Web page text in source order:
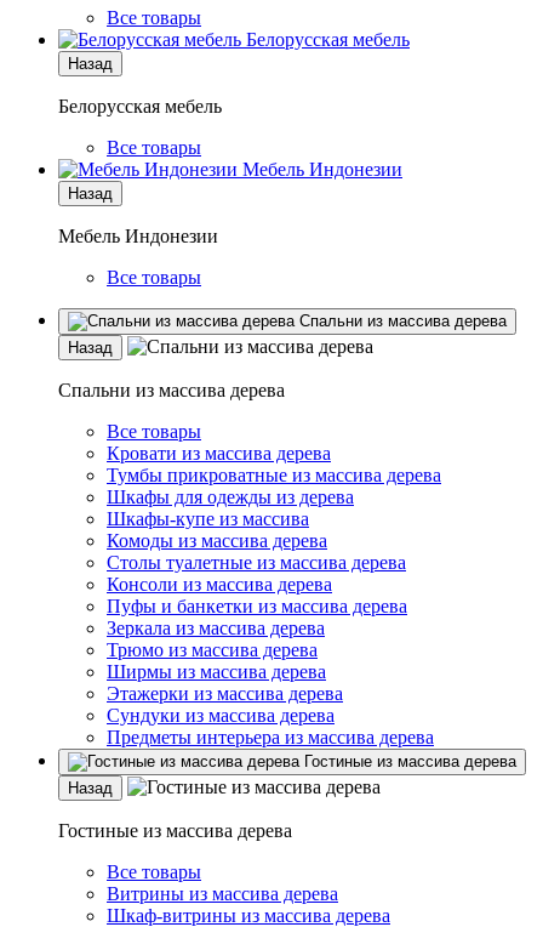
Все товары
Белорусская мебель
Назад
Белорусская мебель
Все товары
Мебель Индонезии
Назад
Мебель Индонезии
Все товары
Спальни из массива дерева
Назад
Спальни из массива дерева
Все товары
Кровати из массива дерева
Тумбы прикроватные из массива дерева
Шкафы для одежды из дерева
Шкафы-купе из массива
Комоды из массива дерева
Столы туалетные из массива дерева
Консоли из массива дерева
Пуфы и банкетки из массива дерева
Зеркала из массива дерева
Трюмо из массива дерева
Ширмы из массива дерева
Этажерки из массива дерева
Сундуки из массива дерева
Предметы интерьера из массива дерева
Гостиные из массива дерева
Назад
Гостиные из массива дерева
Все товары
Витрины из массива дерева
Шкаф-витрины из массива дерева